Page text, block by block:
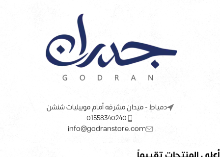
دمياط - ميدان مشرفه أمام موبيليات شنشن
01558340240
info@godranstore.com